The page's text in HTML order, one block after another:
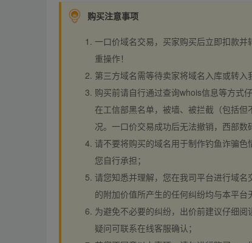
购买注意事项
一口价域名交易，买家购买后立即扣款
重操作！
第三方域名需等待卖家将域名入库或转入
购买前请自行通过查询whois信息等方式
在工信部黑名单，被墙、被拦截（包括
况。一口价交易成功后无法撤销，西部数
请不要将购买的域名用于制作钓鱼诈骗
您自行承担；
请您知悉并理解，您在我司平台进行域名
的附加价值所产生的任何纠纷均与本平台
为避免不必要的纠纷，出价前建议仔细阅
疑问可联系在线客服确认；